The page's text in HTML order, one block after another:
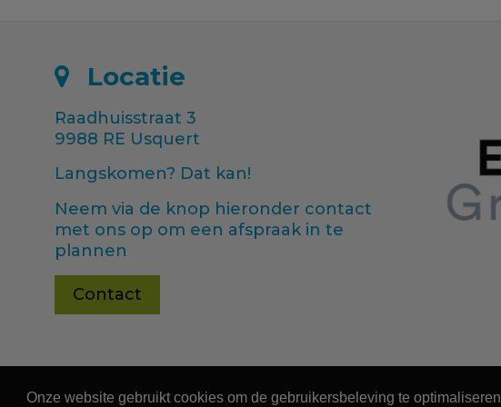
Onze website gebruikt cookies om de gebruikersbeleving te optimaliseren
Locatie
Raadhuisstraat 3
9988 RE Usquert
Langskomen? Dat kan!
Neem via de knop hieronder contact
met ons op om een afspraak in te
plannen
Contact